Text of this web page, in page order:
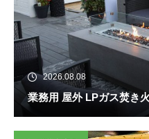
2026.08.08
業務用 屋外 LPガス焚き